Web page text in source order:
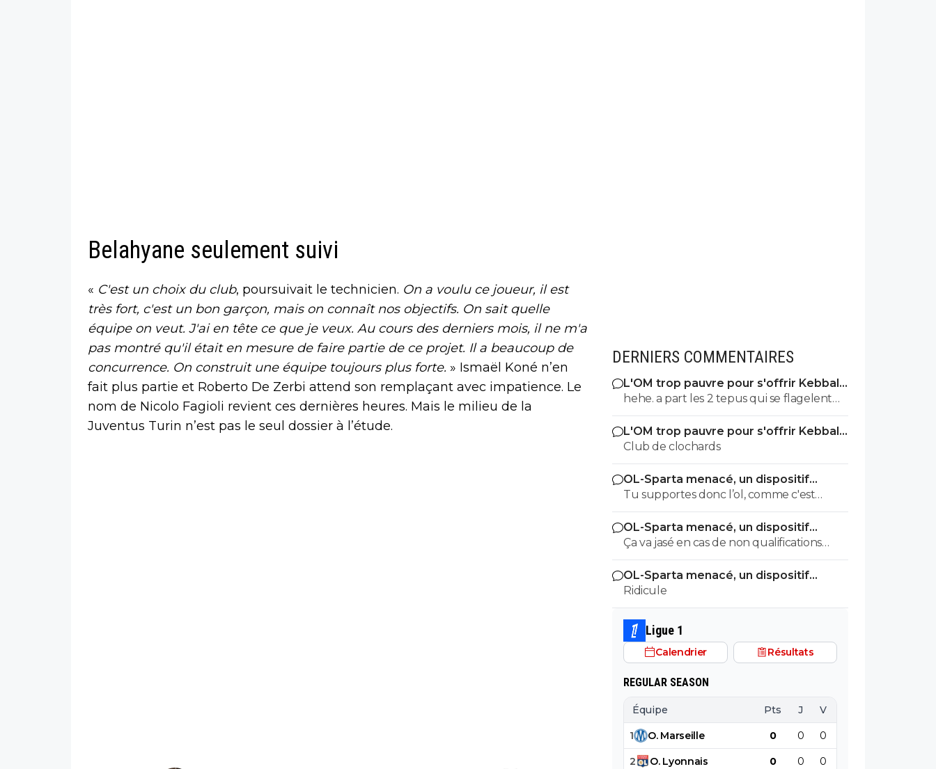
Belahyane seulement suivi
« C'est un choix du club, poursuivait le technicien. On a voulu ce joueur, il est
très fort, c'est un bon garçon, mais on connaît nos objectifs. On sait quelle
équipe on veut. J'ai en tête ce que je veux. Au cours des derniers mois, il ne m'a
pas montré qu'il était en mesure de faire partie de ce projet. Il a beaucoup de
concurrence. On construit une équipe toujours plus forte. » Ismaël Koné n’en
fait plus partie et Roberto De Zerbi attend son remplaçant avec impatience. Le
nom de Nicolo Fagioli revient ces dernières heures. Mais le milieu de la
Juventus Turin n’est pas le seul dossier à l’étude.
DERNIERS COMMENTAIRES
L'OM trop pauvre pour s'offrir Kebbal,
c'est officiel
hehe. a part les 2 tepus qui se flagelent
en passant systematiquement pour ds
blaireaux.... pas grd chose
L'OM trop pauvre pour s'offrir Kebbal,
c'est officiel
Club de clochards
OL-Sparta menacé, un dispositif
énorme mis en place
Tu supportes donc l’ol, comme c'est
gentil.!
OL-Sparta menacé, un dispositif
énorme mis en place
Ça va jasé en cas de non qualifications
Sinon j'aime bien votre maillot
OL-Sparta menacé, un dispositif
énorme mis en place
Ridicule
Ligue 1
Calendrier Résultats
REGULAR SEASON
Équipe Pts J V
1 O. Marseille 0 0 0
2 O. Lyonnais 0 0 0